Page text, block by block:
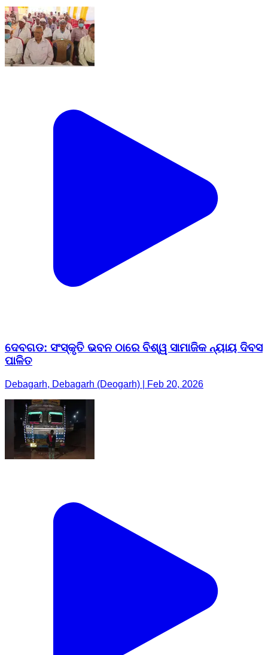
ଦେବଗଡ: ସଂସ୍କୃତି ଭବନ ଠାରେ ବିଶ୍ୱ ସାମାଜିକ ନ୍ୟାୟ ଦିବସ
ପାଳିତ
Debagarh, Debagarh (Deogarh) | Feb 20, 2026